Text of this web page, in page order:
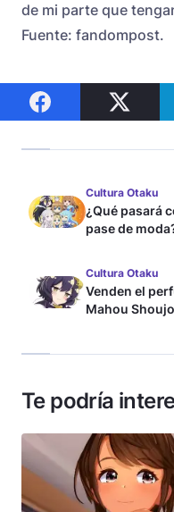
de mi parte que
Fuente: fandompost.
Cultura Otaku
¿Qué pasará
pase de
Cultura Otaku
Venden el
Mahou
Te podría